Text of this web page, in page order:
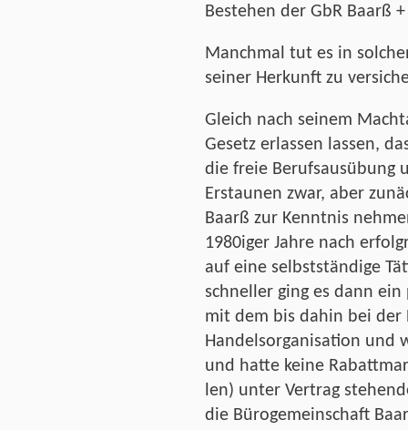
Bestehen der GbR Baarß +
Manchmal tut es in
seiner Herkunft zu
Gleich nach seinem
Gesetz erlassen lassen,
die freie Berufsausübung
Erstaunen zwar, aber
Baarß zur Kenntnis
1980iger Jahre nach
auf eine selbstständige
schneller ging es dann
mit dem bis dahin bei der
Handelsorganisation und
und hatte keine
len) unter Vertrag
die Bürogemeinschaft